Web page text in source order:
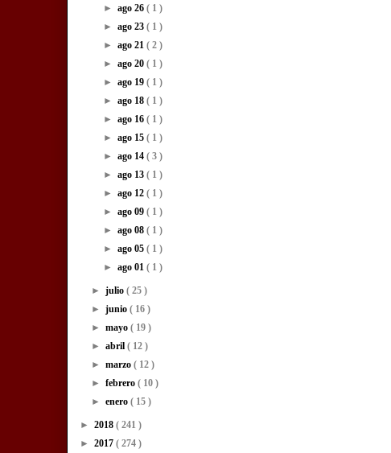
► ago 26 ( 1 )
► ago 23 ( 1 )
► ago 21 ( 2 )
► ago 20 ( 1 )
► ago 19 ( 1 )
► ago 18 ( 1 )
► ago 16 ( 1 )
► ago 15 ( 1 )
► ago 14 ( 3 )
► ago 13 ( 1 )
► ago 12 ( 1 )
► ago 09 ( 1 )
► ago 08 ( 1 )
► ago 05 ( 1 )
► ago 01 ( 1 )
►julio( 25 )
►junio( 16 )
►mayo( 19 )
►abril( 12 )
►marzo( 12 )
►febrero( 10 )
►enero( 15 )
► 2018 ( 241 )
► 2017 ( 274 )